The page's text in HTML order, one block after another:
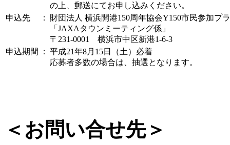
の上、郵送にてお申し込みください。
申込先
：
財団法人 横浜開港150周年協会Y150市民参加プ
「JAXAタウンミーティング係」
〒231-0001 横浜市中区新港1-6-3
申込期間
： 平成21年8月15日（土）必着
応募者多数の場合は、抽選となります。
＜お問い合せ先＞